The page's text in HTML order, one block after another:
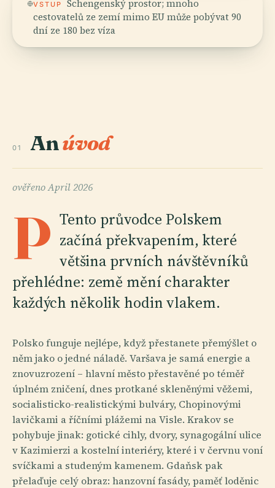
VSTUP
Schengenský prostor; mnoho
cestovatelů ze zemí mimo EU může pobývat 90
dní ze 180 bez víza
01 Anúvod
ověřenoApril 2026
P Tento průvodce Polskem
začíná překvapením, které
většina prvních návštěvníků
přehlédne: země mění charakter
každých několik hodin vlakem.
Polsko funguje nejlépe, když přestanete přemýšlet o
něm jako o jedné náladě. Varšava je samá energie a
znovuzrození – hlavní město přestavěné po téměř
úplném zničení, dnes protkané skleněnými věžemi,
socialisticko-realistickými bulváry, Chopinovými
lavičkami a říčními plážemi na Visle. Krakov se
pohybuje jinak: gotické cihly, dvory, synagogální ulice
v Kazimierzi a kostelní interiéry, které i v červnu voní
svíčkami a studeným kamenem. Gdaňsk pak
přelaďuje celý obraz: hanzovní fasády, paměť loděnic